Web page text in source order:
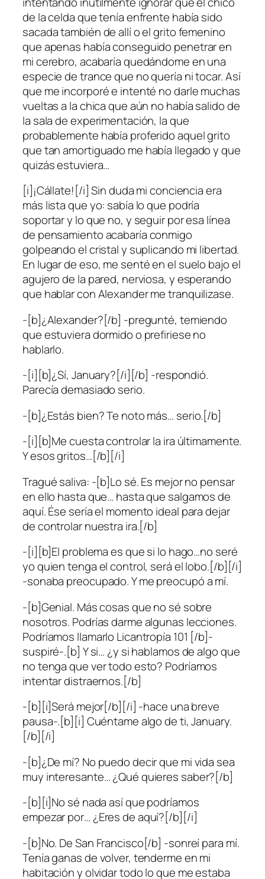
de la celda que tenía enfrente había sido
sacada también de allí o el grito femenino
que apenas había conseguido penetrar en
mi cerebro, acabaría quedándome en una
especie de trance que no quería ni tocar. Así
que me incorporé e intenté no darle muchas
vueltas a la chica que aún no había salido de
la sala de experimentación, la que
probablemente había proferido aquel grito
que tan amortiguado me había llegado y que
quizás estuviera…
[i]¡Cállate![/i] Sin duda mi conciencia era
más lista que yo: sabía lo que podría
soportar y lo que no, y seguir por esa línea
de pensamiento acabaría conmigo
golpeando el cristal y suplicando mi libertad.
En lugar de eso, me senté en el suelo bajo el
agujero de la pared, nerviosa, y esperando
que hablar con Alexander me tranquilizase.
-[b]¿Alexander?[/b] -pregunté, temiendo
que estuviera dormido o prefiriese no
hablarlo.
-[i][b]¿Sí, January?[/i][/b] -respondió.
Parecía demasiado serio.
-[b]¿Estás bien? Te noto más… serio.[/b]
-[i][b]Me cuesta controlar la ira últimamente.
Y esos gritos…[/b][/i]
Tragué saliva: -[b]Lo sé. Es mejor no pensar
en ello hasta que… hasta que salgamos de
aquí. Ése sería el momento ideal para dejar
de controlar nuestra ira.[/b]
-[i][b]El problema es que si lo hago…no seré
yo quien tenga el control, será el lobo.[/b][/i]
-sonaba preocupado. Y me preocupó a mí.
-[b]Genial. Más cosas que no sé sobre
nosotros. Podrías darme algunas lecciones.
Podríamos llamarlo Licantropía 101 [/b]-
suspiré-.[b] Y si… ¿y si hablamos de algo que
no tenga que ver todo esto? Podríamos
intentar distraernos.[/b]
-[b][i]Será mejor[/b][/i] -hace una breve
pausa-.[b][i] Cuéntame algo de ti, January.
[/b][/i]
-[b]¿De mí? No puedo decir que mi vida sea
muy interesante… ¿Qué quieres saber?[/b]
-[b][i]No sé nada así que podríamos
empezar por… ¿Eres de aquí?[/b][/i]
-[b]No. De San Francisco[/b] -sonreí para mí.
Tenía ganas de volver, tenderme en mi
habitación y olvidar todo lo que me estaba